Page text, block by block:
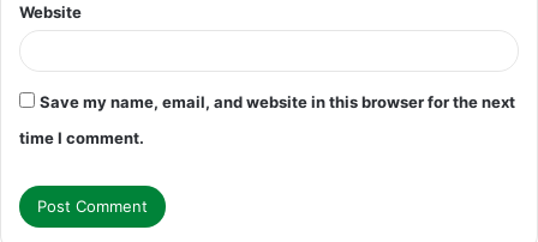
Website
Save my name, email, and website in this browser for the next
time I comment.